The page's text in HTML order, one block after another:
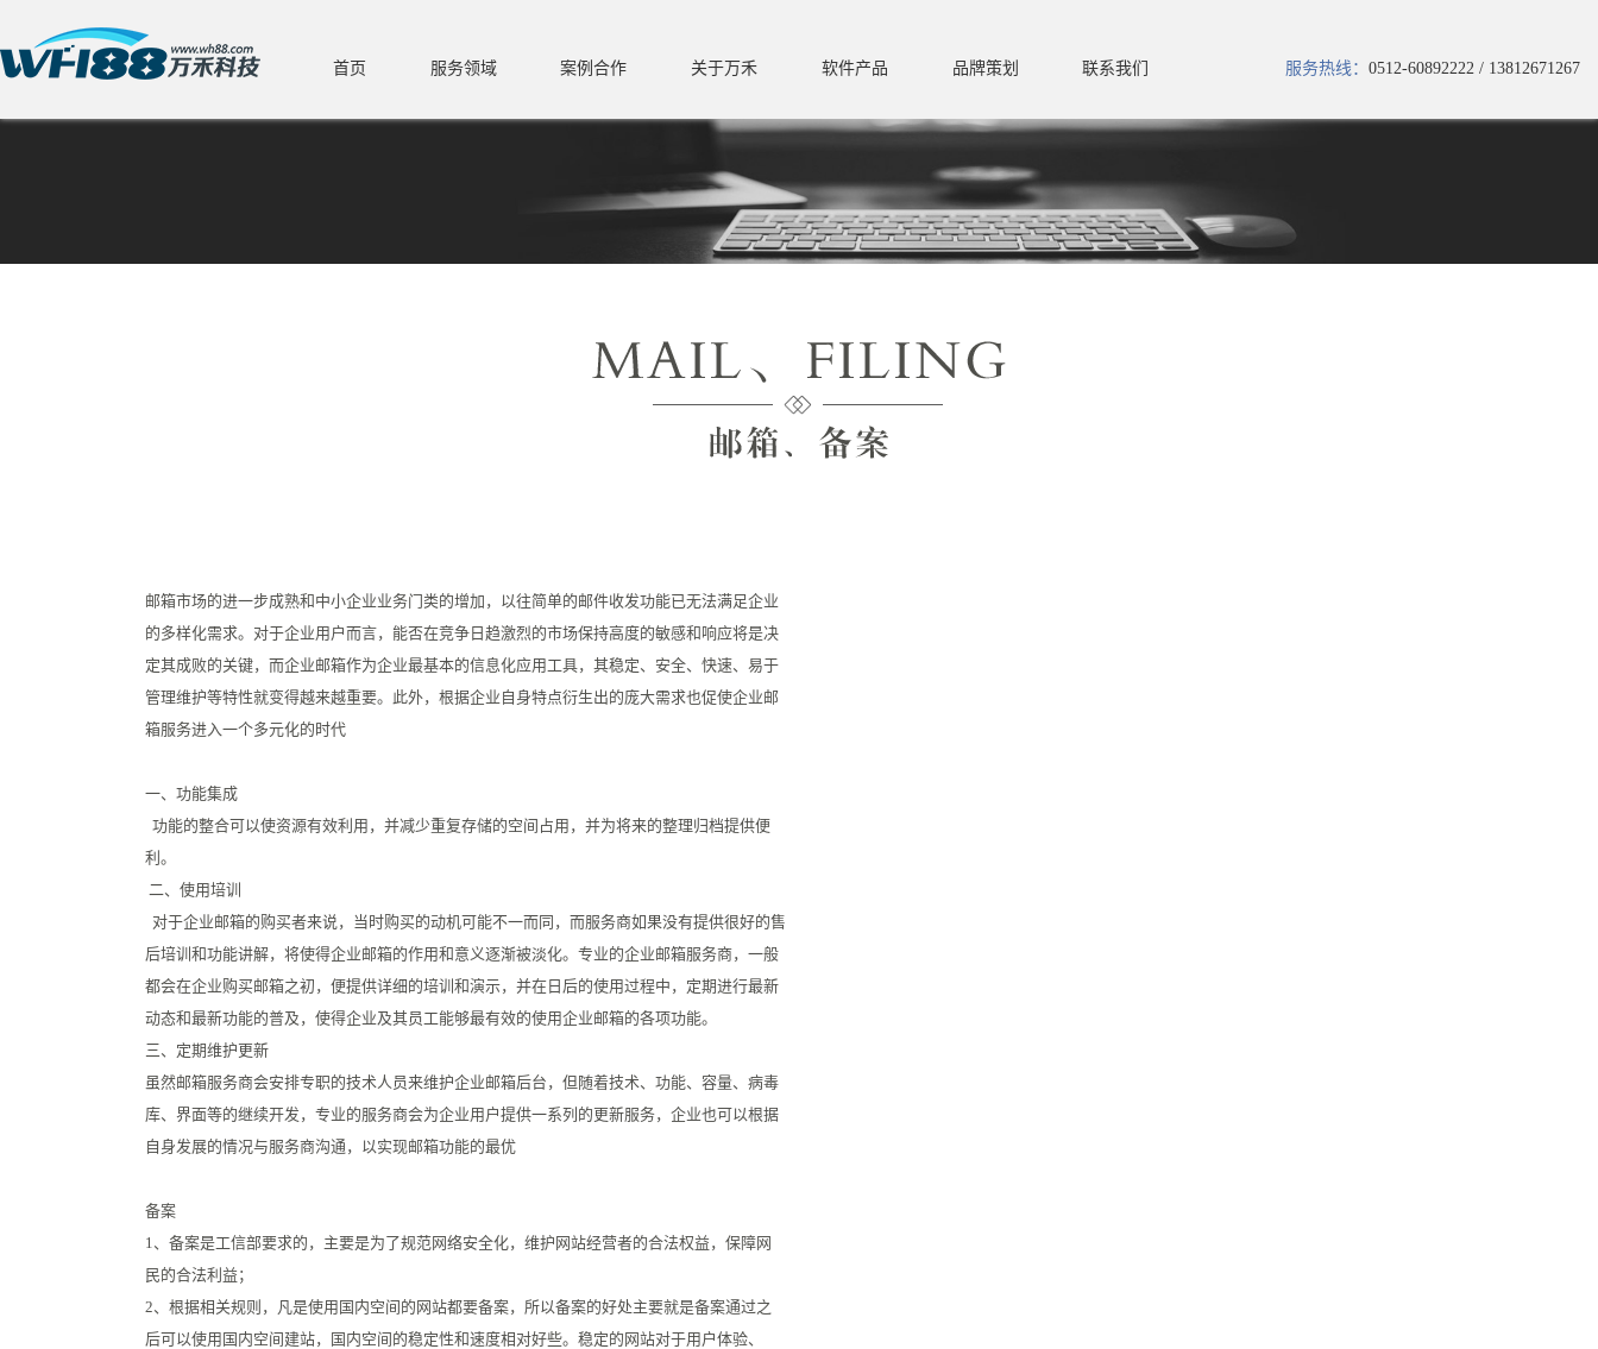
首页 服务领域 案例合作 关于万禾 软件产品 品牌策划 联系我们 服务热线： 0512-60892222 / 13812671267
邮箱市场的进一步成熟和中小企业业务门类的增加，以往简单的邮件收发功能已无法满足企业
的多样化需求。对于企业用户而言，能否在竞争日趋激烈的市场保持高度的敏感和响应将是决
定其成败的关键，而企业邮箱作为企业最基本的信息化应用工具，其稳定、安全、快速、易于
管理维护等特性就变得越来越重要。此外，根据企业自身特点衍生出的庞大需求也促使企业邮
箱服务进入一个多元化的时代
一、功能集成
功能的整合可以使资源有效利用，并减少重复存储的空间占用，并为将来的整理归档提供便
利。
二、使用培训
对于企业邮箱的购买者来说，当时购买的动机可能不一而同，而服务商如果没有提供很好的售
后培训和功能讲解，将使得企业邮箱的作用和意义逐渐被淡化。专业的企业邮箱服务商，一般
都会在企业购买邮箱之初，便提供详细的培训和演示，并在日后的使用过程中，定期进行最新
动态和最新功能的普及，使得企业及其员工能够最有效的使用企业邮箱的各项功能。
三、定期维护更新
虽然邮箱服务商会安排专职的技术人员来维护企业邮箱后台，但随着技术、功能、容量、病毒
库、界面等的继续开发，专业的服务商会为企业用户提供一系列的更新服务，企业也可以根据
自身发展的情况与服务商沟通，以实现邮箱功能的最优
备案
1、备案是工信部要求的，主要是为了规范网络安全化，维护网站经营者的合法权益，保障网
民的合法利益；
2、根据相关规则，凡是使用国内空间的网站都要备案，所以备案的好处主要就是备案通过之
后可以使用国内空间建站，国内空间的稳定性和速度相对好些。稳定的网站对于用户体验、